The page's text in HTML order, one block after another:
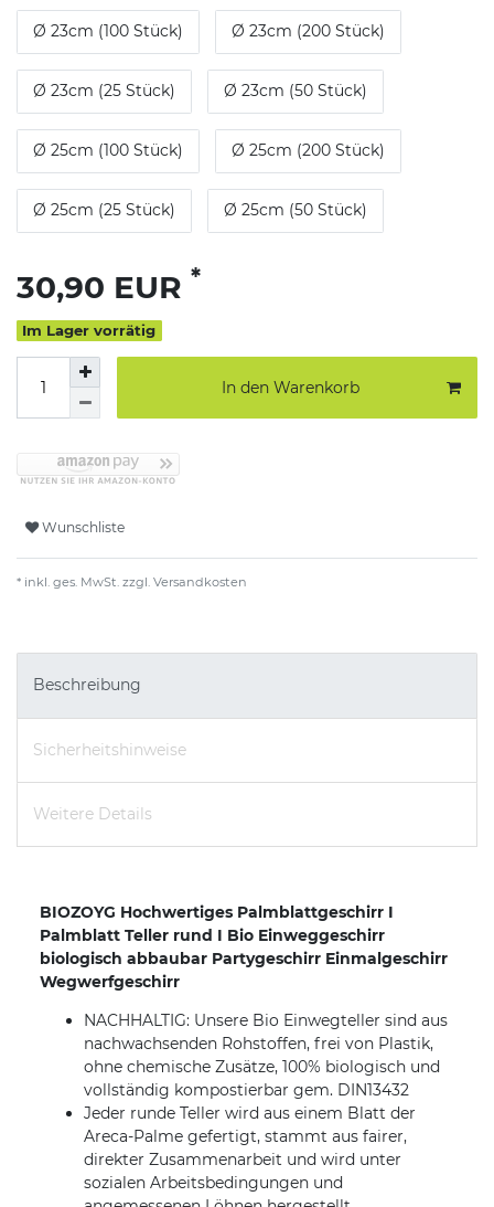
Ø 23cm (100 Stück) Ø 23cm (200 Stück)
Ø 23cm (25 Stück) Ø 23cm (50 Stück)
Ø 25cm (100 Stück) Ø 25cm (200 Stück)
Ø 25cm (25 Stück) Ø 25cm (50 Stück)
30,90 EUR *
Im Lager vorrätig
In den Warenkorb
Wunschliste
* inkl. ges. MwSt. zzgl. Versandkosten
Beschreibung
Sicherheitshinweise
Weitere Details
BIOZOYG Hochwertiges Palmblattgeschirr I
Palmblatt Teller rund I Bio Einweggeschirr
biologisch abbaubar Partygeschirr Einmalgeschirr
Wegwerfgeschirr
NACHHALTIG: Unsere Bio Einwegteller sind aus
nachwachsenden Rohstoffen, frei von Plastik,
ohne chemische Zusätze, 100% biologisch und
vollständig kompostierbar gem. DIN13432
Jeder runde Teller wird aus einem Blatt der
Areca-Palme gefertigt, stammt aus fairer,
direkter Zusammenarbeit und wird unter
sozialen Arbeitsbedingungen und